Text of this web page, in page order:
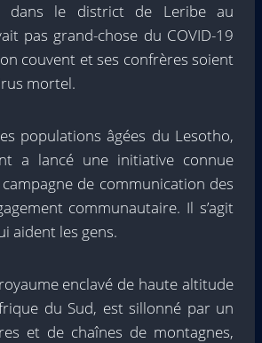
dans le district de Leribe au
pas grand-chose du COVID-19
couvent et ses confrères soient
mortel.
populations âgées du Lesotho,
a lancé une initiative connue
de communication des
communautaire. Il s’agit
aident les gens.
enclavé de haute altitude
du Sud, est sillonné par un
et de chaînes de montagnes,